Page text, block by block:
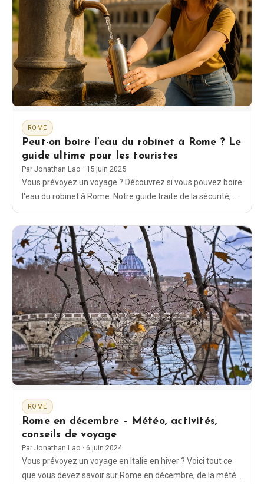
ROME
Peut-on boire l’eau du robinet à Rome ? Le
guide ultime pour les touristes
Par Jonathan Lao · 15 juin 2025
Vous prévoyez un voyage ? Découvrez si vous pouvez boire
l'eau du robinet à Rome. Notre guide traite de la sécurité, du
commander de l'eau.
ROME
Rome en décembre – Météo, activités,
conseils de voyage
Par Jonathan Lao · 6 juin 2024
Vous prévoyez un voyage en Italie en hiver ? Voici tout ce
que vous devez savoir sur Rome en décembre, de la météo